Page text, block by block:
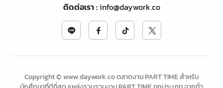
ติดต่อเรา:info@daywork.co
Copyright © www.daywork.co ตลาดงาน PART TIME สำหรับ